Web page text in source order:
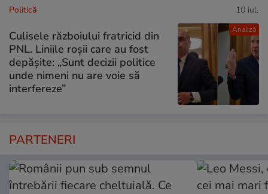
Analiză
Politică 10 iul.
Culisele războiului fratricid din
PNL. Liniile roșii care au fost
depășite: „Sunt decizii politice
unde nimeni nu are voie să
interfereze”
PARTENERI